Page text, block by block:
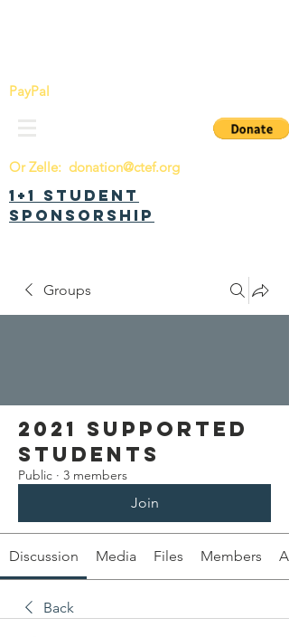
PayPal
Or Zelle: donation@ctef.org
1+1 Student
Sponsorship
Groups
2021 Supported
Students
Public · 3 members
Join
Discussion Media Files Members
Back